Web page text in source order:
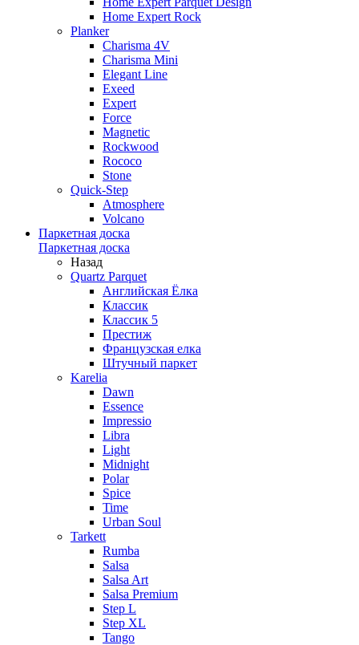
Home Expert Rock
Planker
Charisma 4V
Charisma Mini
Elegant Line
Exeed
Expert
Force
Magnetic
Rockwood
Rococo
Stone
Quick-Step
Atmosphere
Volcano
Паркетная доска
Паркетная доска
Назад
Quartz Parquet
Английская Ёлка
Классик
Классик 5
Престиж
Французская елка
Штучный паркет
Karelia
Dawn
Essence
Impressio
Libra
Light
Midnight
Polar
Spice
Time
Urban Soul
Tarkett
Rumba
Salsa
Salsa Art
Salsa Premium
Step L
Step XL
Tango